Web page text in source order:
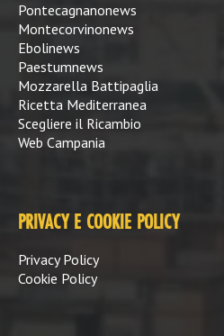
Pontecagnanonews
Montecorvinonews
Ebolinews
Paestumnews
Mozzarella Battipaglia
Ricetta Mediterranea
Scegliere il Ricambio
Web Campania
PRIVACY E COOKIE POLICY
Privacy Policy
Cookie Policy